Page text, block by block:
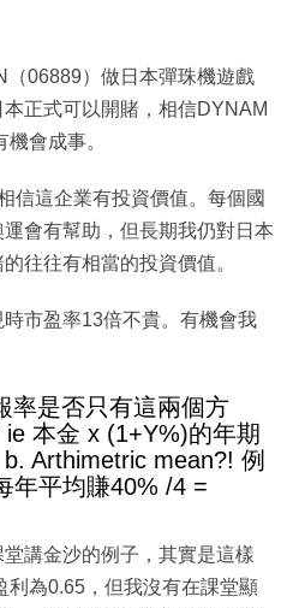
06889）做日本彈珠機遊戲
正式可以開賭，相信DYNAM
會成事。
信這企業有投資價值。每個國
會有幫助，但長期我仍對日本
往往有相當的投資價值。
市盈率13倍不貴。有機會我
率是否只有這兩個方
本金 x (1+Y%)的年期
Arthimetric mean?! 例
年平均賺40% /4 =
講金沙的例子，其實是這樣
利為0.65，但我沒有在課堂顯